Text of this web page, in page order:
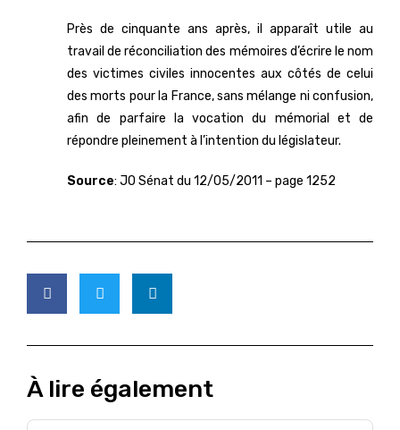
Près de cinquante ans après, il apparaît utile au
travail de réconciliation des mémoires d’écrire le nom
des victimes civiles innocentes aux côtés de celui
des morts pour la France, sans mélange ni confusion,
afin de parfaire la vocation du mémorial et de
répondre pleinement à l’intention du législateur.
Source: JO Sénat du 12/05/2011 – page 1252
À lire également